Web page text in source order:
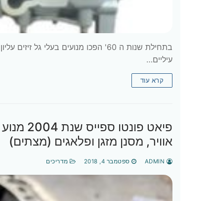
בתחילת שנות ה 60' הפכו מנועים בעלי
עיליים…
קרא עוד
אוויר, מסנן מזגן ופלאגים (מצתים)
ספטמבר 4, 2018 מדריכים